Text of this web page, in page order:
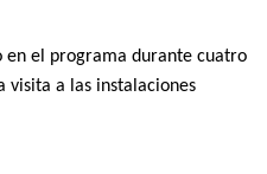
en el programa durante cuatro
visita a las instalaciones